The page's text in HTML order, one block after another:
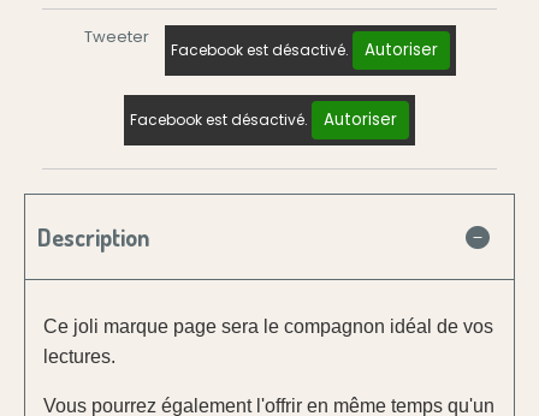
Tweeter
Facebook est désactivé. Autoriser
Facebook est désactivé. Autoriser
Description
Ce joli marque page sera le compagnon idéal de vos
lectures.
Vous pourrez également l'offrir en même temps qu'un